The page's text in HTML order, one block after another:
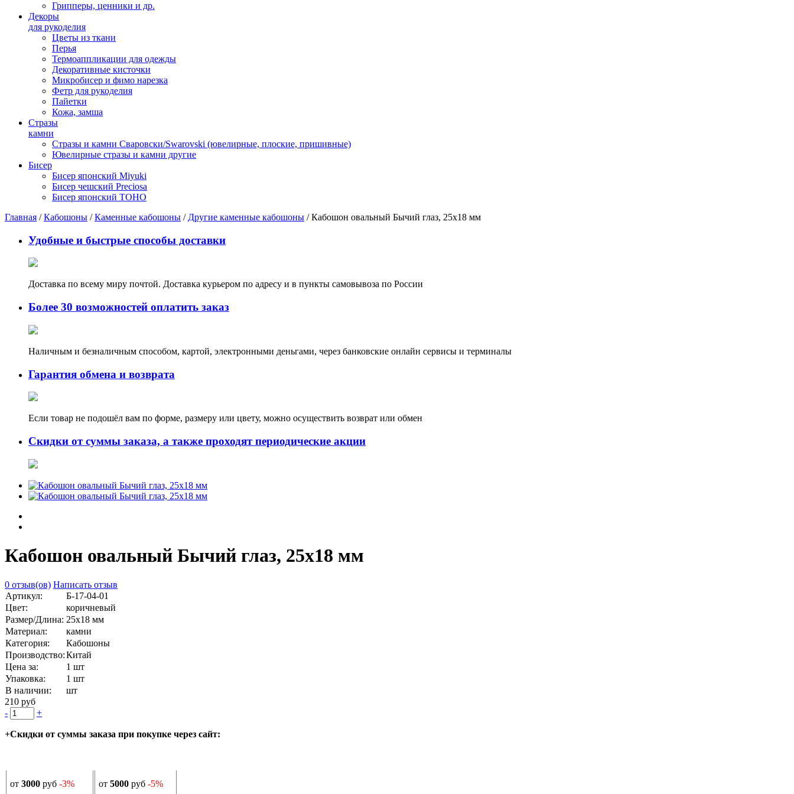
Грипперы, ценники и др.
Декоры
для рукоделия
Цветы из ткани
Перья
Термоаппликации для одежды
Декоративные кисточки
Микробисер и фимо нарезка
Фетр для рукоделия
Пайетки
Кожа, замша
Стразы
камни
Стразы и камни Сваровски/Swarovski (ювелирные, плоские, пришивные)
Ювелирные стразы и камни другие
Бисер
Бисер японский Miyuki
Бисер чешский Preciosa
Бисер японский TOHO
Главная /Кабошоны /Каменные кабошоны / Другие каменные кабошоны / Кабошон овальный Бычий глаз, 25х18 мм
Удобные и быстрые способы доставки
Доставка по всему миру почтой. Доставка курьером по адресу и в пункты самовывоза по России
Более 30 возможностей оплатить заказ
Наличным и безналичным способом, картой, электронными деньгами, через банковские онлайн сервисы и терминалы
Гарантия обмена и возврата
Если товар не подошёл вам по форме, размеру или цвету, можно осуществить возврат или обмен
Скидки от суммы заказа, а также проходят периодические акции
Кабошон овальный Бычий глаз, 25х18 мм
0 отзыв(ов) Написать отзыв
Артикул:
Б-17-04-01
Цвет:
коричневый
Размер/Длина: 25х18 мм
Материал:
камни
Категория:
Кабошоны
Производство:Китай
Цена за:
1 шт
Упаковка:
1 шт
В наличии:
шт
210 руб
-
+
+Скидки от суммы заказа при покупке через сайт:
от 3000 руб -3% от 5000 руб -5%